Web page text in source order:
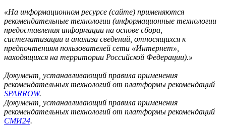
«На информационном ресурсе (сайте) применяются
рекомендательные технологии (информационные технологии
предоставления информации на основе сбора,
систематизации и анализа сведений, относящихся к
предпочтениям пользователей сети «Интернет»,
находящихся на территории Российской Федерации).»
Документ, устанавливающий правила применения
рекомендательных технологий от платформы рекомендаций
SPARROW.
Документ, устанавливающий правила применения
рекомендательных технологий от платформы рекомендаций
СМИ24.